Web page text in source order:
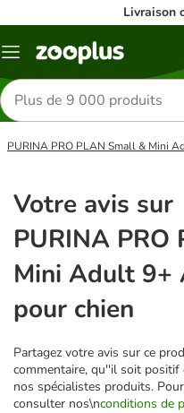
Livraison
Menu
Rechercher
des
produits
PURINA PRO PLAN Small & Mini
Votre avis sur
PURINA
Mini Adult 9+
pour chien
Partagez votre avis sur ce
commentaire, qu''il soit
nos spécialistes produits.
consulter nos\nconditions de